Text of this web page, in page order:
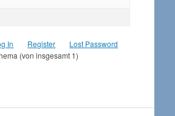
In Register
Lost Password
(von insgesamt 1)